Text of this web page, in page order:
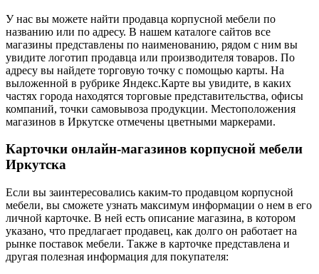
У нас вы можете найти продавца корпусной мебели по
названию или по адресу. В нашем каталоге сайтов все
магазины представлены по наименованию, рядом с ним вы
увидите логотип продавца или производителя товаров. По
адресу вы найдете торговую точку с помощью карты. На
выложенной в рубрике Яндекс.Карте вы увидите, в каких
частях города находятся торговые представительства, офисы
компаний, точки самовывоза продукции. Местоположения
магазинов в Иркутске отмечены цветными маркерами.
Карточки онлайн-магазинов корпусной мебели
Иркутска
Если вы заинтересовались каким-то продавцом корпусной
мебели, вы сможете узнать максимум информации о нем в его
личной карточке. В ней есть описание магазина, в котором
указано, что предлагает продавец, как долго он работает на
рынке поставок мебели. Также в карточке представлена и
другая полезная информация для покупателя: